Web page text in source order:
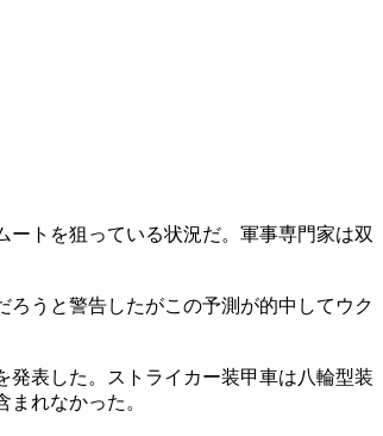
トを狙っている状況だ。軍事専門家は双
うと警告したがこの予測が的中してウク
表した。ストライカー装甲車は八輪型装
れなかった。